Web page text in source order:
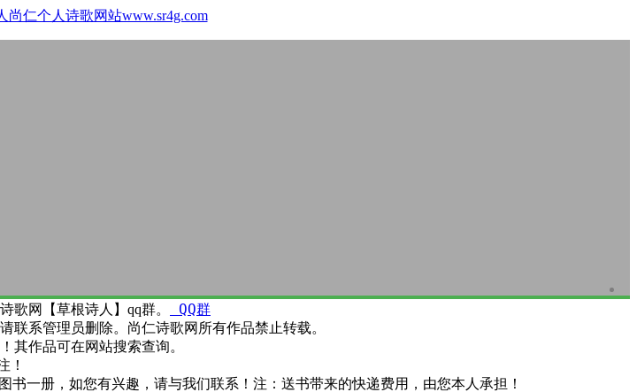
尚仁个人诗歌网站www.sr4g.com
歌网【草根诗人】qq群。 QQ群
系管理员删除。尚仁诗歌网所有作品禁止转载。
其作品可在网站搜索查询。
！
一册，如您有兴趣，请与我们联系！注：送书带来的快递费用，由您本人承担！